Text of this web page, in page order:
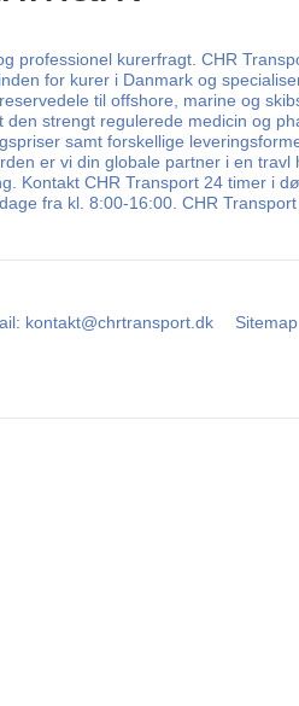
kurerfragt. CHR
for kurer i Danmark og
til offshore, marine og
strengt regulerede medicin og
samt forskellige
er vi din globale partner i en
Kontakt CHR Transport 24 timer i
fra kl. 8:00-16:00. CHR
: kontakt@chrtransport.dk Sitemap